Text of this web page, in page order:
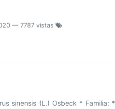
— 7787 vistas
sinensis (L.) Osbeck * Familia: *